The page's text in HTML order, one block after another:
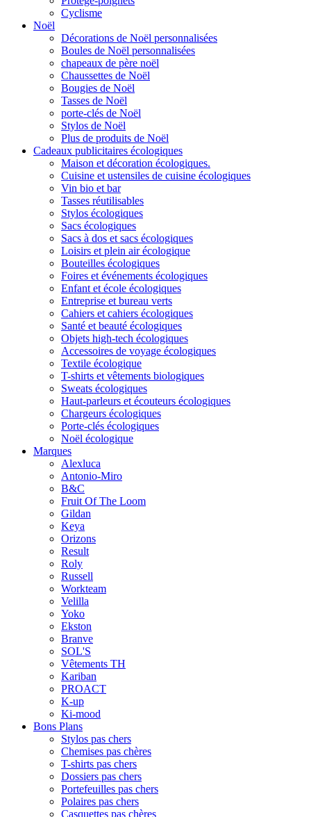
Cyclisme
Noël
Décorations de Noël personnalisées
Boules de Noël personnalisées
chapeaux de père noël
Chaussettes de Noël
Bougies de Noël
Tasses de Noël
porte-clés de Noël
Stylos de Noël
Plus de produits de Noël
Cadeaux publicitaires écologiques
Maison et décoration écologiques.
Cuisine et ustensiles de cuisine écologiques
Vin bio et bar
Tasses réutilisables
Stylos écologiques
Sacs écologiques
Sacs à dos et sacs écologiques
Loisirs et plein air écologique
Bouteilles écologiques
Foires et événements écologiques
Enfant et école écologiques
Entreprise et bureau verts
Cahiers et cahiers écologiques
Santé et beauté écologiques
Objets high-tech écologiques
Accessoires de voyage écologiques
Textile écologique
T-shirts et vêtements biologiques
Sweats écologiques
Haut-parleurs et écouteurs écologiques
Chargeurs écologiques
Porte-clés écologiques
Noël écologique
Marques
Alexluca
Antonio-Miro
B&C
Fruit Of The Loom
Gildan
Keya
Orizons
Result
Roly
Russell
Workteam
Velilla
Yoko
Ekston
Branve
SOL'S
Vêtements TH
Kariban
PROACT
K-up
Ki-mood
Bons Plans
Stylos pas chers
Chemises pas chères
T-shirts pas chers
Dossiers pas chers
Portefeuilles pas chers
Polaires pas chers
Casquettes pas chères